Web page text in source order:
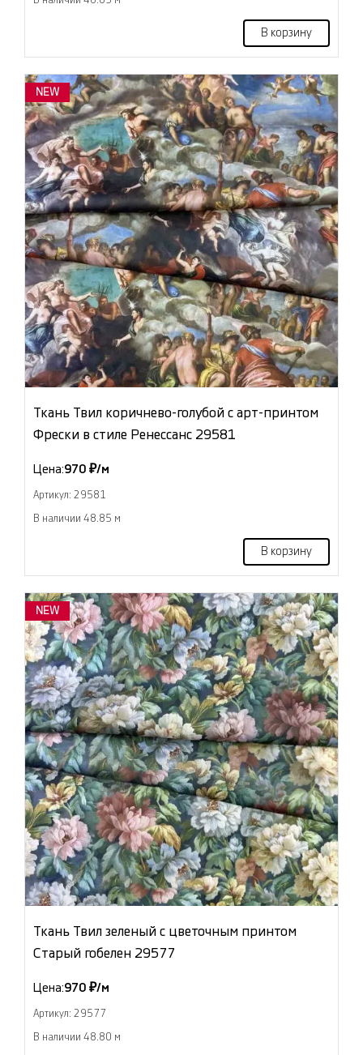
В корзину
NEW
Ткань Твил коричнево-голубой с арт-принтом
Фрески в стиле Ренессанс 29581
Цена:970 ₽/м
Артикул: 29581
В наличии 48.85 м
В корзину
NEW
Ткань Твил зеленый с цветочным принтом
Старый гобелен 29577
Цена:970 ₽/м
Артикул: 29577
В наличии 48.80 м